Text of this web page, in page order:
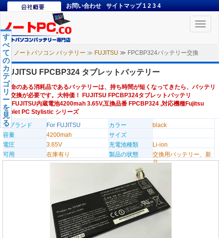
お問い合わせ サイトマップ 1 2 3 4
Toggle
ノートパソコン バッテリー ≫ FUJITSU ≫ FPCBP324バッテリー交換
す
べ
て
の
カ
テ
ゴ
リ
ー
を
見
る
FUJITSU FPCBP324 タブレットバッテリー
寿命のある消耗品であるバッテリーは、持ち時間が短くなってきたら、バッテリ
ー交換が必要です。大特価！ FUJITSU FPCBP324タブレットバッテリ
ー,FUJITSU内蔵電池4200mah 3.65V,互換品番 FPCBP324 ,対応機種Fujitsu
tablet PC Stylistic シリーズ
のブランド
For FUJITSU カラー
black
容量
4200mah
サイズ
電圧
3.65V 充電池種類
Li-ion
可用
在庫有り 製品の状態
交換用バッテリー、新
品